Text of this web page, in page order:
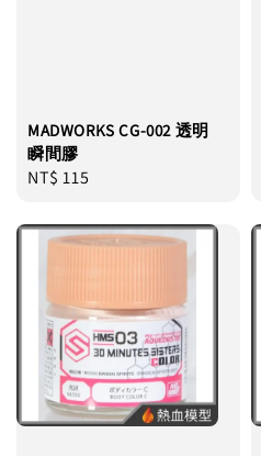
MADWORKS CG-002 透明
瞬間膠
Regular
NT$ 115